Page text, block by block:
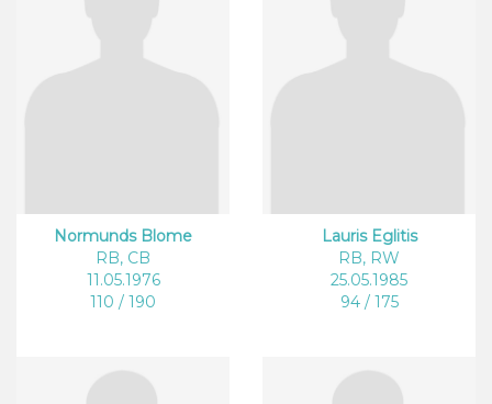
Normunds Blome
RB, CB
11.05.1976
110 / 190
Lauris Eglitis
RB, RW
25.05.1985
94 / 175